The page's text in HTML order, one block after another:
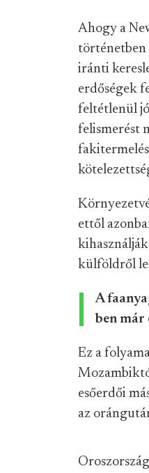
Ahogy a
történetben
iránti
erdőségek
feltétlenül
felismerést
ettől
külföldről
A
ben
Ez a
esőerdői
az